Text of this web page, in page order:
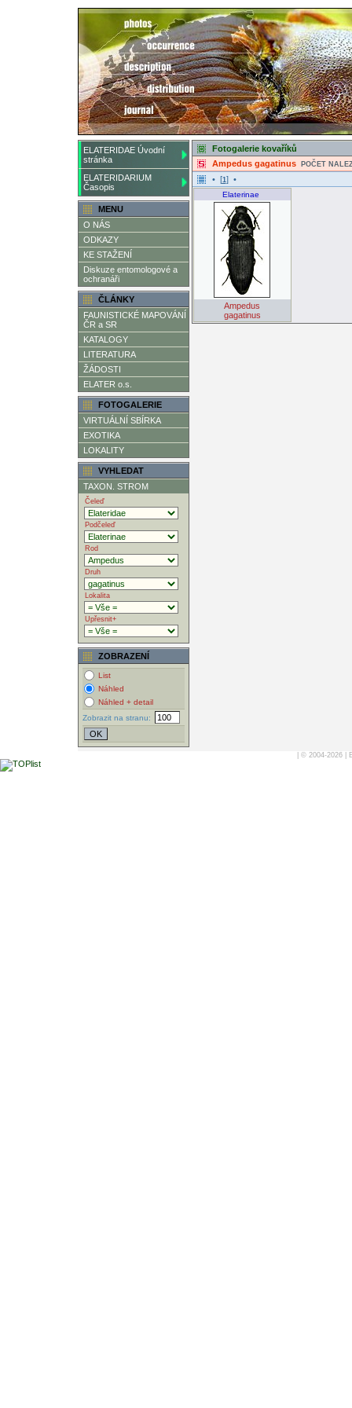
ELATERIDAE Úvodní
stránka
ELATERIDARIUM
Časopis
MENU
O NÁS
ODKAZY
KE STAŽENÍ
Diskuze entomologové a
ochranáři
ČLÁNKY
FAUNISTICKÉ MAPOVÁNÍ
ČR a SR
KATALOGY
LITERATURA
ŽÁDOSTI
ELATER o.s.
FOTOGALERIE
VIRTUÁLNÍ SBÍRKA
EXOTIKA
LOKALITY
VYHLEDAT
TAXON. STROM
Čeleď
Podčeleď
Rod
Druh
Lokalita
Upřesnit+
ZOBRAZENÍ
List
Náhled
Náhled + detail
Zobrazit na stranu:
Fotogalerie kovaříků
Ampedus gagatinus
POČET
• [1] •
Elaterinae
Ampedus
gagatinus
| © 2004-2026 |